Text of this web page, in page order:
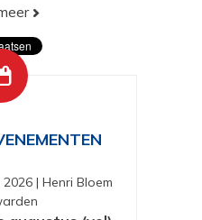
2026| Henri Bloem